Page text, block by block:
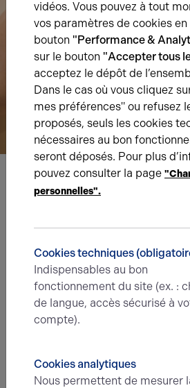
Nous avons hâte de vous
Nom*
Prénom*
E-mail*
vidéos. Vous pouvez à tout
vos paramètres de cookies
bouton "Performance &
sur le bouton "Accepter tous
acceptez le dépôt de
Dans le cas où vous cliquez
mes préférences" ou refusez
proposés, seuls les cookies
nécessaires au bon
seront déposés. Pour plus
pouvez consulter la page
personnelles".
Cookies techniques
Indispensables au bon
fonctionnement du site (ex. :
de langue, accès sécurisé à
compte).
Cookies analytiques
Nous permettent de mesurer